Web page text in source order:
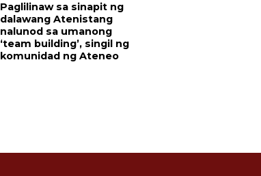
Paglilinaw sa sinapit ng
dalawang Atenistang
nalunod sa umanong
‘team building’, singil ng
komunidad ng Ateneo